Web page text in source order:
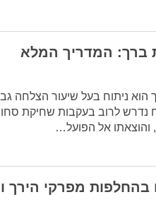
ברך: המדריך המלא
ניתוח בעל שיעור הצלחה
נדרש לרוב בעקבות שחיקת
אל הפועל…
בהחלפות מפרקי הירך